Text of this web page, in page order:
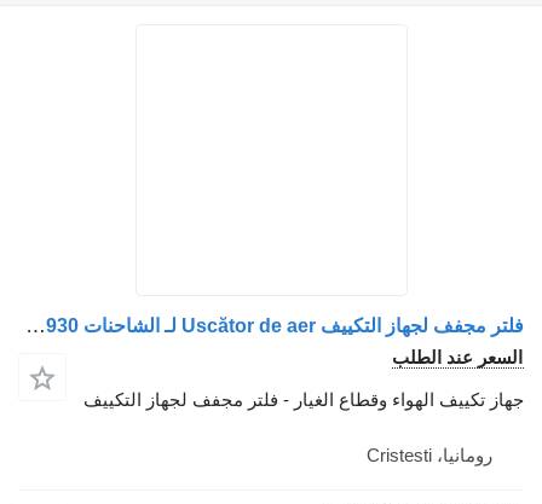
فلتر مجفف لجهاز التكييف Uscător de aer لـ الشاحنات IVECO 5801335174/500061144/41285088/5801414930
السعر عند الطلب
جهاز تكييف الهواء وقطاع الغيار - فلتر مجفف لجهاز التكييف
رومانيا، Cristesti